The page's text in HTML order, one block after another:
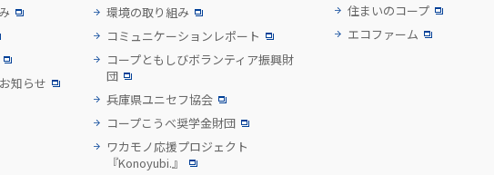
知らせ
環境の取り組み
コミュニケーションレポート
コープともしびボランティア振興財
団
兵庫県ユニセフ協会
コープこうべ奨学金財団
ワカモノ応援プロジェクト
『Konoyubi.』
住まいのコープ
エコファーム